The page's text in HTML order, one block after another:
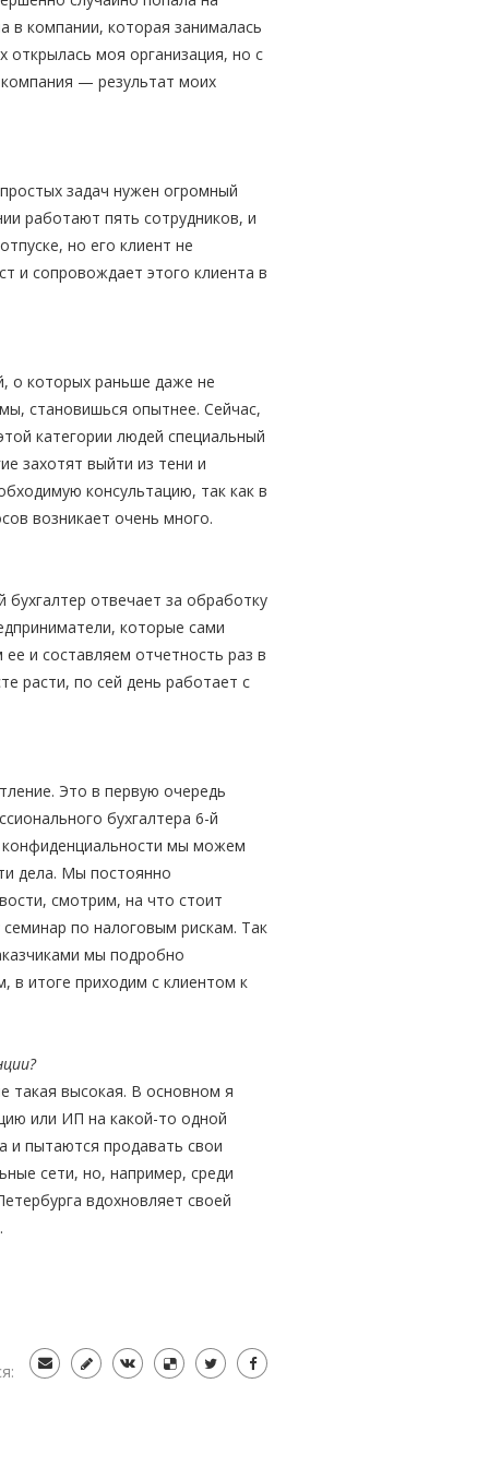
в компании, которая занималась
открылась моя организация, но с
— результат моих
задач нужен огромный
работают пять сотрудников, и
но его клиент не
и сопровождает этого клиента в
о которых раньше даже не
становишься опытнее. Сейчас,
категории людей специальный
захотят выйти из тени и
консультацию, так как в
возникает очень много.
отвечает за обработку
которые сами
и составляем отчетность раз в
расти, по сей день работает с
Это в первую очередь
бухгалтера 6-й
конфиденциальности мы можем
дела. Мы постоянно
смотрим, на что стоит
по налоговым рискам. Так
мы подробно
в итоге приходим с клиентом к
такая высокая. В основном я
или ИП на какой-то одной
и пытаются продавать свои
сети, но, например, среди
вдохновляет своей